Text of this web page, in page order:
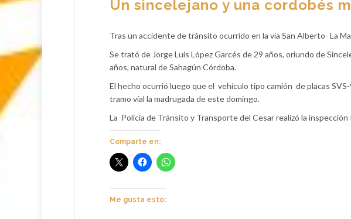
Un sincelejano y una cordobés
Tras un accidente de tránsito ocurrido en la vía San Alberto- La
Se trató de Jorge Luis López Garcés de 29 años, oriundo de
años, natural de Sahagún Córdoba.
El hecho ocurrió luego que el vehículo tipo camión de placas
tramo víal la madrugada de este domingo.
La Policía de Tránsito y Transporte del Cesar realizó la inspección
Comparte en:
Me gusta esto: